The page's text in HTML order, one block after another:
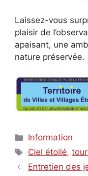
Laissez-vous
plaisir de
apaisant, une
nature préservée.
Catégories
Information
Étiquettes
Ciel étoilé,
Entretien des